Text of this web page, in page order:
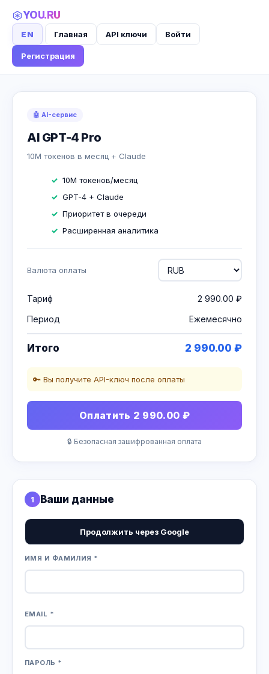
YOU.RU
EN Главная API ключи Войти
Регистрация
1 Ваши данные
Продолжить через Google
ИМЯ И ФАМИЛИЯ *
EMAIL *
ПАРОЛЬ *
🤖 AI-сервис
AI GPT-4 Pro
10M токенов в месяц + Claude
10M токенов/месяц
GPT-4 + Claude
Приоритет в очереди
Расширенная аналитика
Валюта оплаты
Тариф
2 990.00 ₽
Период
Ежемесячно
Итого 2 990.00 ₽
🔑 Вы получите API-ключ после оплаты
Оплатить 2 990.00 ₽
🔒 Безопасная зашифрованная оплата